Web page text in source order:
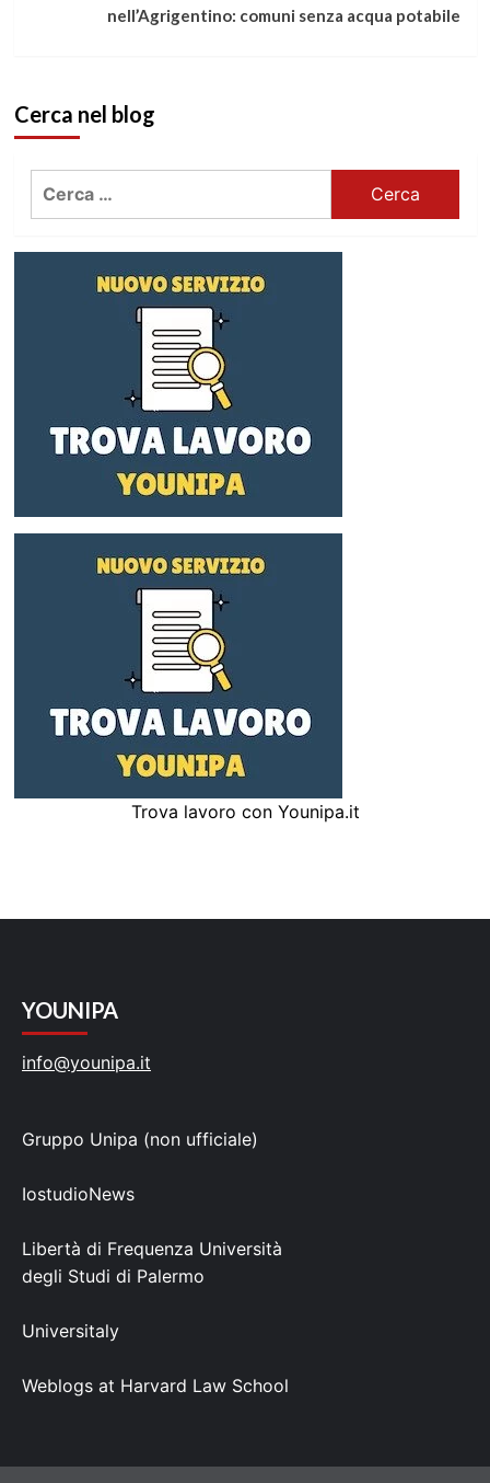
nell’Agrigentino: comuni senza acqua potabile
Cerca nel blog
Trova lavoro con Younipa.it
YOUNIPA
info@younipa.it
Gruppo Unipa (non ufficiale)
IostudioNews
Libertà di Frequenza Università
degli Studi di Palermo
Universitaly
Weblogs at Harvard Law School